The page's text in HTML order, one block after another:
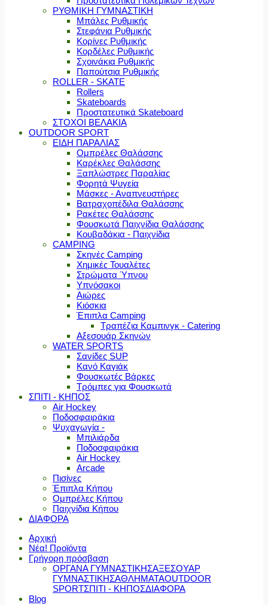
ΡΥΘΜΙΚΗ ΓΥΜΝΑΣΤΙΚΗ
Μπάλες Ρυθμικής
Στεφάνια Ρυθμικής
Κορίνες Ρυθμικής
Κορδέλες Ρυθμικής
Σχοινάκια Ρυθμικής
Παπούτσια Ρυθμικής
ROLLER - SKATE
Rollers
Skateboards
Προστατευτικά Skateboard
ΣΤΟΧΟΙ ΒΕΛΑΚΙΑ
OUTDOOR SPORT
ΕΙΔΗ ΠΑΡΑΛΙΑΣ
Ομπρέλες Θαλάσσης
Καρέκλες Θαλάσσης
Ξαπλώστρες Παραλίας
Φορητά Ψυγεία
Μάσκες - Αναπνευστήρες
Βατραχοπέδιλα Θαλάσσης
Ρακέτες Θαλάσσης
Φουσκωτά Παιχνίδια Θαλάσσης
Κουβαδάκια - Παιχνίδια
CAMPING
Σκηνές Camping
Χημικές Τουαλέτες
Στρώματα Ύπνου
Υπνόσακοι
Αιώρες
Κιόσκια
Έπιπλα Camping
Τραπέζια Καμπινγκ - Catering
Αξεσουάρ Σκηνών
WATER SPORTS
Σανίδες SUP
Κανό Καγιάκ
Φουσκωτές Βάρκες
Τρόμπες για Φουσκωτά
ΣΠΙΤΙ - ΚΗΠΟΣ
Air Hockey
Ποδοσφαιράκια
Ψυχαγωγία -
Μπιλιάρδα
Ποδοσφαιράκια
Air Hockey
Arcade
Πισίνες
Έπιπλα Κήπου
Ομπρέλες Κήπου
Παιχνίδια Κήπου
ΔΙΑΦΟΡΑ
Αρχική
Νέα! Προϊόντα
Γρήγορη πρόσβαση
ΟΡΓΑΝΑ ΓΥΜΝΑΣΤΙΚΗΣΑΞΕΣΟΥΑΡ
ΓΥΜΝΑΣΤΙΚΗΣΑΘΛΗΜΑΤΑOUTDOOR
SPORTΣΠΙΤΙ - ΚΗΠΟΣΔΙΑΦΟΡΑ
Blog